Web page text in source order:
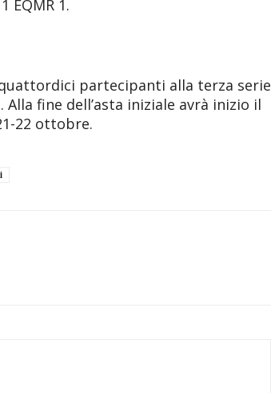
EQMR 1.
partecipanti alla terza serie
fine dell’asta iniziale avrà inizio il
22 ottobre.